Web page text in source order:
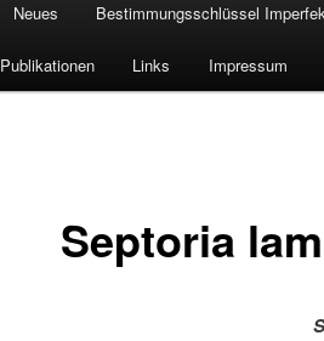
Neues Bestimmungsschlüssel
Publikationen Links Impressum
Septoria